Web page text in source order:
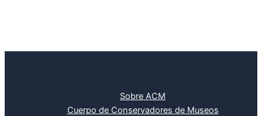
Sobre ACM
Cuerpo de Conservadores de Museos